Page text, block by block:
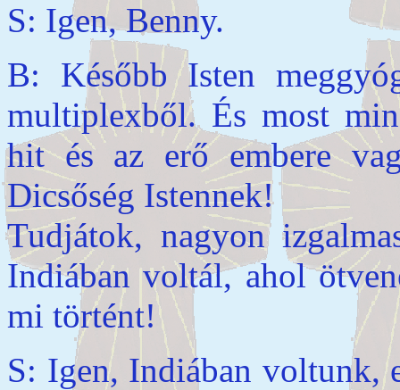
S: Igen, Benny.
B: Később Isten
multiplexből. És most
hit és az erő embere
Dicsőség Istennek!
Tudjátok, nagyon
Indiában voltál, ahol
mi történt!
S: Igen, Indiában voltunk,